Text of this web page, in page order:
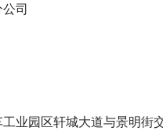
司
业园区轩城大道与景明街